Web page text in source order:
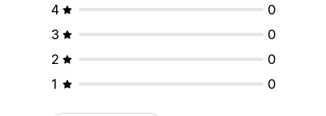
4
0
3
0
2
0
1
0